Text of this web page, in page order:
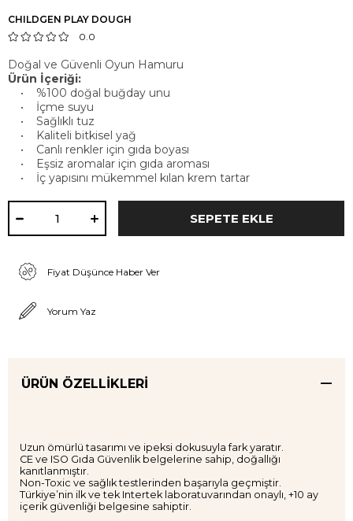
CHILDGEN PLAY DOUGH
0.0
Doğal ve Güvenli Oyun Hamuru
Ürün İçeriği:
• %100 doğal buğday unu
• İçme suyu
• Sağlıklı tuz
• Kaliteli bitkisel yağ
• Canlı renkler için gıda boyası
• Eşsiz aromalar için gıda aroması
• İç yapısını mükemmel kılan krem tartar
Fiyat Düşünce Haber Ver
Yorum Yaz
ÜRÜN ÖZELLIKLERI
Uzun ömürlü tasarımı ve ipeksi dokusuyla fark yaratır.
CE ve ISO Gıda Güvenlik belgelerine sahip, doğallığı
kanıtlanmıştır.
Non-Toxic ve sağlık testlerinden başarıyla geçmiştir.
Türkiye’nin ilk ve tek Intertek laboratuvarından onaylı, +10 ay
içerik güvenliği belgesine sahiptir.